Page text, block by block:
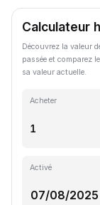
Calculateur
Découvrez la valeur
passée et comparez
sa valeur actuelle.
Acheter
Activé